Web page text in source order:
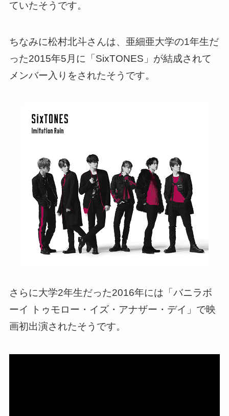
ていたそうです。
ちなみに松村北斗さんは、亜細亜大学の1年生だ
った2015年5月に「SixTONES」が結成されて
メンバー入りをされたそうです。
さらに大学2年生だった2016年には「バニラボ
ーイ トゥモロー・イズ・アナザー・デイ」で映
画初出演されたそうです。